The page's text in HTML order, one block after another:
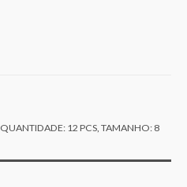
QUANTIDADE: 12 PCS, TAMANHO: 8